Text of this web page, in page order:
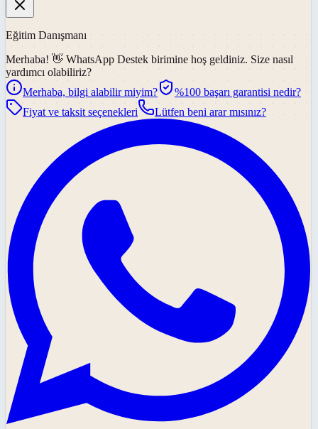
Eğitim Danışmanı
Merhaba! 👋 WhatsApp Destek birimine hoş geldiniz. Size nasıl
yardımcı olabiliriz?
Merhaba, bilgi alabilir miyim?
%100 başarı garantisi nedir?
Fiyat ve taksit seçenekleri
Lütfen beni arar mısınız?